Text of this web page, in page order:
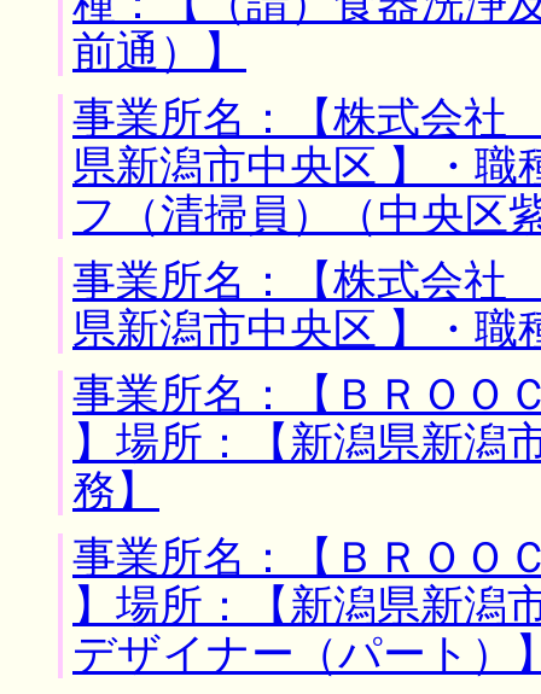
前通）】
事業所名：【株式会
県新潟市中央区 】・
フ（清掃員）（中央区
事業所名：【株式会
県新潟市中央区 】・職
事業所名：【ＢＲＯ
】場所：【新潟県新潟
務】
事業所名：【ＢＲＯ
】場所：【新潟県新潟
デザイナー（パート）